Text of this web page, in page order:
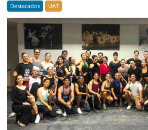
Destacados UAT